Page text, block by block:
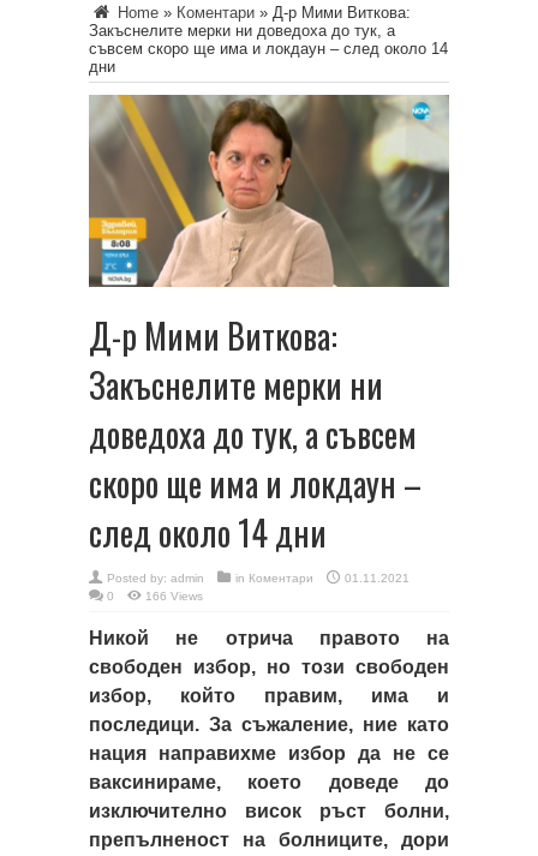
Home » Коментари » Д-р Мими Виткова:
Закъснелите мерки ни доведоха до тук, а
съвсем скоро ще има и локдаун – след около 14
дни
Д-р Мими Виткова:
Закъснелите мерки ни
доведоха до тук, а съвсем
скоро ще има и локдаун –
след около 14 дни
Posted by: admin in Коментари
01.11.2021
0
166 Views
Никой не отрича правото на
свободен избор, но този свободен
избор, който правим, има и
последици. За съжаление, ние като
нация направихме избор да не се
ваксинираме, което доведе до
изключително висок ръст болни,
препълненост на болниците, дори